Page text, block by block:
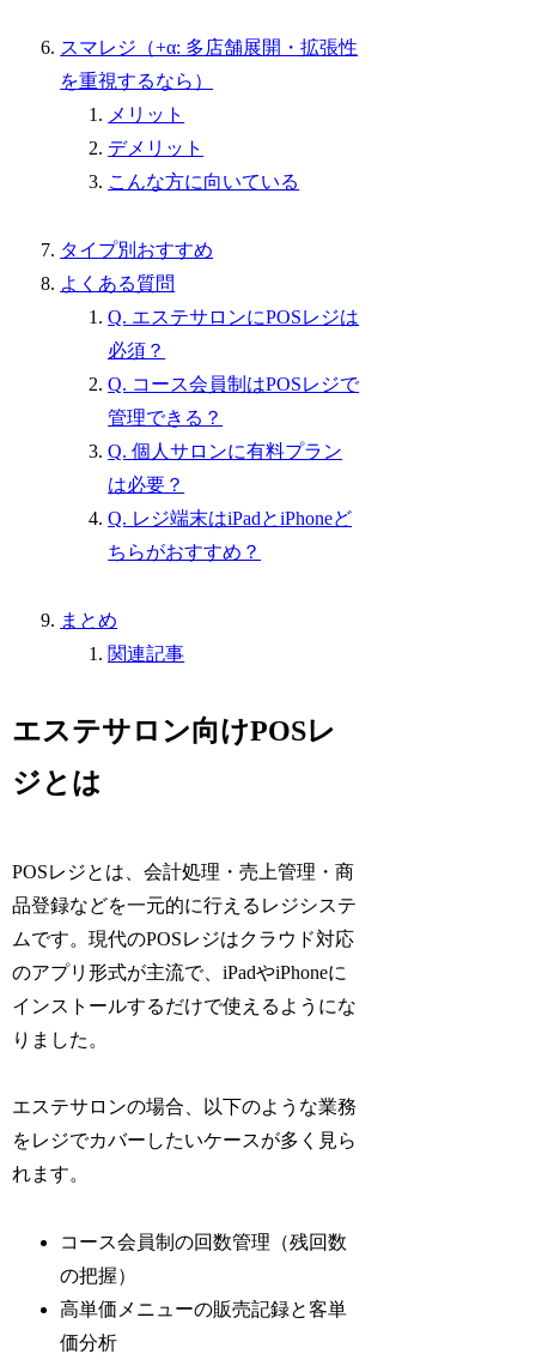
スマレジ（+α: 多店舗展開・拡張性
を重視するなら）
メリット
デメリット
こんな方に向いている
タイプ別おすすめ
よくある質問
Q. エステサロンにPOSレジは
必須？
Q. コース会員制はPOSレジで
管理できる？
Q. 個人サロンに有料プラン
は必要？
Q. レジ端末はiPadとiPhoneど
ちらがおすすめ？
まとめ
関連記事
エステサロン向けPOSレ
ジとは
POSレジとは、会計処理・売上管理・商
品登録などを一元的に行えるレジシステ
ムです。現代のPOSレジはクラウド対応
のアプリ形式が主流で、iPadやiPhoneに
インストールするだけで使えるようにな
りました。
エステサロンの場合、以下のような業務
をレジでカバーしたいケースが多く見ら
れます。
コース会員制の回数管理（残回数
の把握）
高単価メニューの販売記録と客単
価分析